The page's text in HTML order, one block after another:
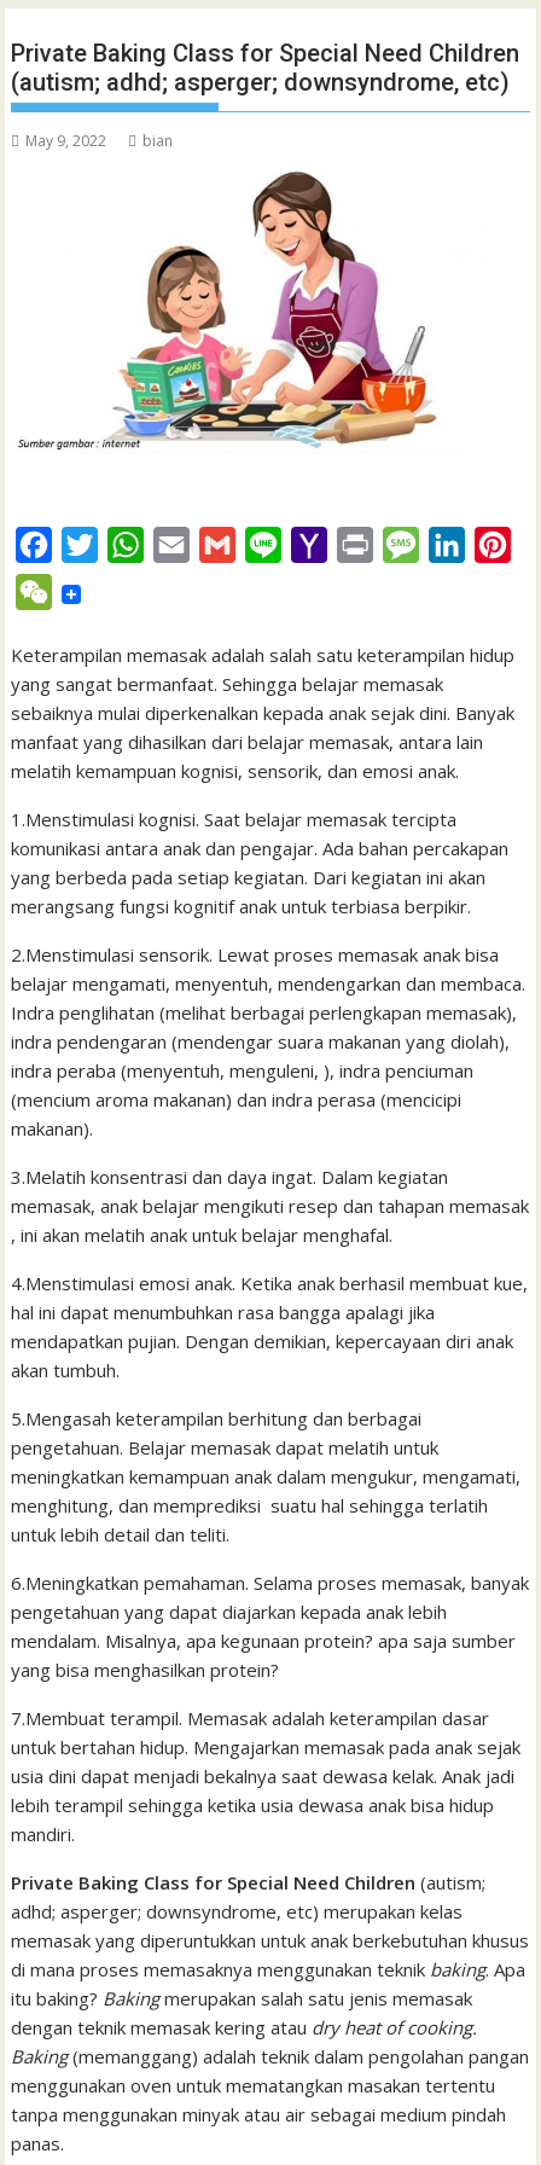
Private Baking Class for Special Need Children
(autism; adhd; asperger; downsyndrome, etc)
May 9, 2022 bian
a
e
b
o
o
t
t
e
r
W
t
s
A
p
i
l
G
i
l
e
o
o
M
a
l
n
t
M
s
a
g
e
k
d
t
r
W
C
h
a
t
Keterampilan memasak adalah salah satu keterampilan hidup
yang sangat bermanfaat. Sehingga belajar memasak
sebaiknya mulai diperkenalkan kepada anak sejak dini. Banyak
manfaat yang dihasilkan dari belajar memasak, antara lain
melatih kemampuan kognisi, sensorik, dan emosi anak.
1.Menstimulasi kognisi. Saat belajar memasak tercipta
komunikasi antara anak dan pengajar. Ada bahan percakapan
yang berbeda pada setiap kegiatan. Dari kegiatan ini akan
merangsang fungsi kognitif anak untuk terbiasa berpikir.
2.Menstimulasi sensorik. Lewat proses memasak anak bisa
belajar mengamati, menyentuh, mendengarkan dan membaca.
Indra penglihatan (melihat berbagai perlengkapan memasak),
indra pendengaran (mendengar suara makanan yang diolah),
indra peraba (menyentuh, menguleni, ), indra penciuman
(mencium aroma makanan) dan indra perasa (mencicipi
makanan).
3.Melatih konsentrasi dan daya ingat. Dalam kegiatan
memasak, anak belajar mengikuti resep dan tahapan memasak
, ini akan melatih anak untuk belajar menghafal.
4.Menstimulasi emosi anak. Ketika anak berhasil membuat kue,
hal ini dapat menumbuhkan rasa bangga apalagi jika
mendapatkan pujian. Dengan demikian, kepercayaan diri anak
akan tumbuh.
5.Mengasah keterampilan berhitung dan berbagai
pengetahuan. Belajar memasak dapat melatih untuk
meningkatkan kemampuan anak dalam mengukur, mengamati,
menghitung, dan memprediksi suatu hal sehingga terlatih
untuk lebih detail dan teliti.
6.Meningkatkan pemahaman. Selama proses memasak, banyak
pengetahuan yang dapat diajarkan kepada anak lebih
mendalam. Misalnya, apa kegunaan protein? apa saja sumber
yang bisa menghasilkan protein?
7.Membuat terampil. Memasak adalah keterampilan dasar
untuk bertahan hidup. Mengajarkan memasak pada anak sejak
usia dini dapat menjadi bekalnya saat dewasa kelak. Anak jadi
lebih terampil sehingga ketika usia dewasa anak bisa hidup
mandiri.
Private Baking Class for Special Need Children (autism;
adhd; asperger; downsyndrome, etc) merupakan kelas
memasak yang diperuntukkan untuk anak berkebutuhan khusus
di mana proses memasaknya menggunakan teknik baking. Apa
itu baking? Bakingmerupakan salah satu jenis memasak
dengan teknik memasak kering atau dryheat ofcooking.
Baking(memanggang) adalah teknik dalam pengolahan pangan
menggunakan oven untuk mematangkan masakan tertentu
tanpa menggunakan minyak atau air sebagai medium pindah
panas.